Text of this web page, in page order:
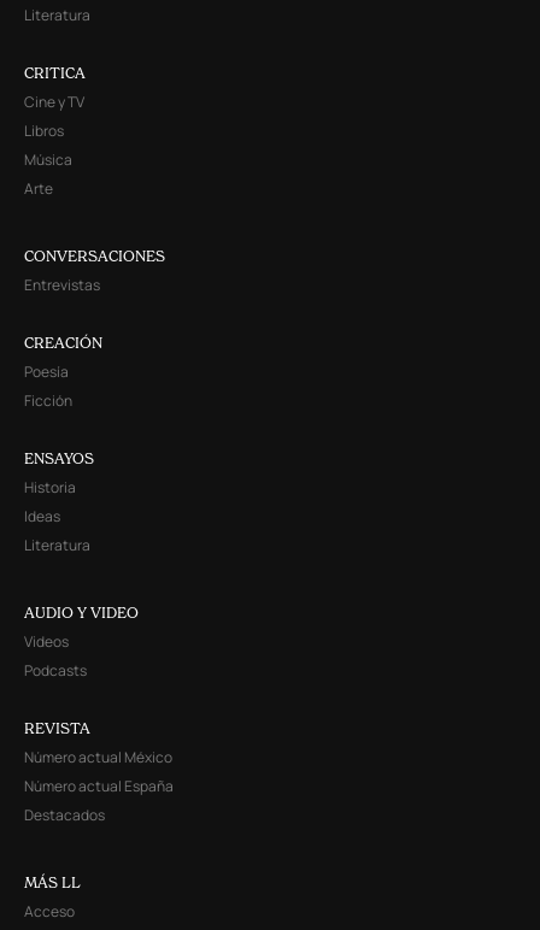
Literatura
CRITICA
Cine y TV
Libros
Música
Arte
CONVERSACIONES
Entrevistas
CREACIÓN
Poesía
Ficción
ENSAYOS
Historia
Ideas
Literatura
AUDIO Y VIDEO
Videos
Podcasts
REVISTA
Número actual México
Número actual España
Destacados
MÁS LL
Acceso